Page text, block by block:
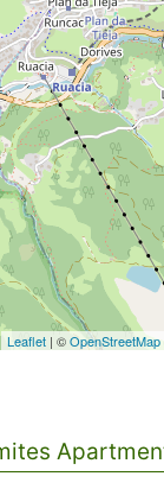
Leaflet| ©OpenStreetMap